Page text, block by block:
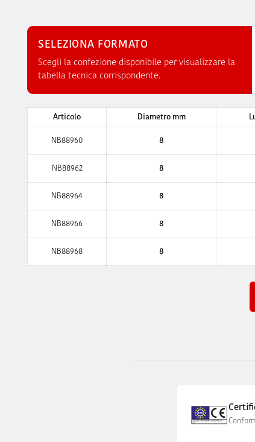
SELEZIONA FORMATO
Scegli la confezione disponibile per visualizzare la
tabella tecnica corrispondente.
Articolo Diametro mm
NB88960 8
NB88962 8
NB88964 8
NB88966 8
NB88968 8